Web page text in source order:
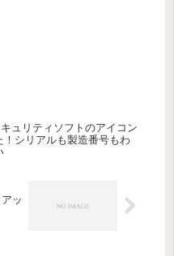
ュリティソフトのアイコン
！シリアルも製造番号もわ
ッ